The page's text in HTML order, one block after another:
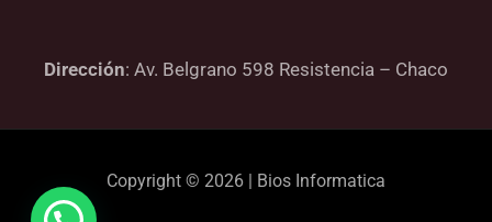
Dirección: Av. Belgrano 598 Resistencia – Chaco
Copyright © 2026 | Bios Informatica